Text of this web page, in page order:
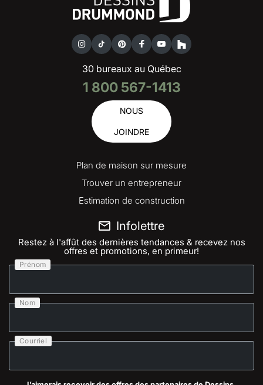
30 bureaux au Québec
1 800 567-1413
NOUS
JOINDRE
Plan de maison sur mesure
Trouver un entrepreneur
Estimation de construction
Infolettre
Restez à l'affût des dernières tendances & recevez nos
offres et promotions, en primeur!
Prénom
Nom
Courriel